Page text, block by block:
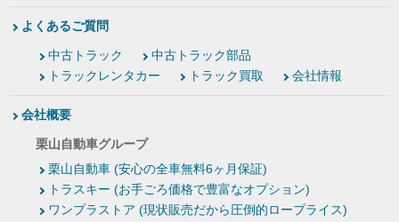
よくあるご質問
中古トラック
中古トラック部品
トラックレンタカー
トラック買取 会社情報
会社概要
栗山自動車グループ
栗山自動車 (安心の全車無料6ヶ月保証)
トラスキー (お手ごろ価格で豊富なオプション)
ワンプラストア (現状販売だから圧倒的ロープライス)